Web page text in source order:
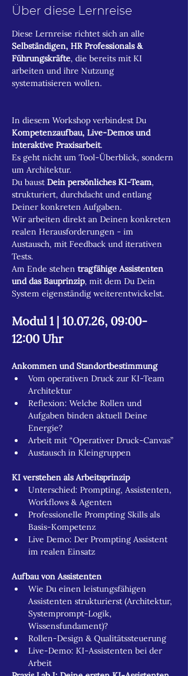
Über diese Lernreise
Diese Lernreise richtet sich an alle
Selbständigen, HR Professionals &
Führungskräfte, die bereits mit KI
arbeiten und ihre Nutzung
systematisieren wollen.
In diesem Workshop verbindest Du
Kompetenzaufbau, Live-Demos und
interaktive Praxisarbeit.
Es geht nicht um Tool-Überblick, sondern
um Architektur.
Du baust Dein persönliches KI-Team,
strukturiert, durchdacht und entlang
Deiner konkreten Aufgaben.
Wir arbeiten direkt an Deinen konkreten
realen Herausforderungen - im
Austausch, mit Feedback und iterativen
Tests.
Am Ende stehen tragfähige Assistenten
und das Bauprinzip, mit dem Du Dein
System eigenständig weiterentwickelst.
Modul 1 | 10.07.26, 09:00-
12:00 Uhr
Ankommen und Standortbestimmung
Vom operativen Druck zur KI-Team
Architektur
Reflexion: Welche Rollen und
Aufgaben binden aktuell Deine
Energie?
Arbeit mit “Operativer Druck-Canvas”
Austausch in Kleingruppen
KI verstehen als Arbeitsprinzip
Unterschied: Prompting, Assistenten,
Workflows & Agenten
Professionelle Prompting Skills als
Basis-Kompetenz
Live Demo: Der Prompting Assistent
im realen Einsatz
Aufbau von Assistenten
Wie Du einen leistungsfähigen
Assistenten strukturierst (Architektur,
Systemprompt-Logik,
Wissensfundament)?
Rollen-Design & Qualitätssteuerung
Live-Demo: KI-Assistenten bei der
Arbeit